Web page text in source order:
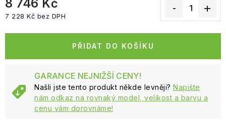
8 746 Kč
7 228 Kč bez DPH
PŘIDAT DO KOŠÍKU
GARANCE NEJNIŽŠÍ CENY!
Našli jste tento produkt někde levněji? Napište
nám odkaz na rovnaký model, velikost a barvu a
cenu vám dorovnáme!